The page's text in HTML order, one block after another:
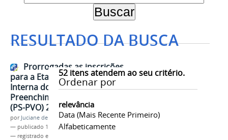
RESULTADO DA BUSCA
52itens atendem ao seu critério.
Ordenar por
relevância
Data (mais Recente Primeiro)
Alfabeticamente
Prorrogadas as inscrições
para a Etapa de Transferência
Interna do Processo Seletivo para
Preenchimento de Vagas Ociosas
(PS-PVO) 2025 da Univasf
por Juciane de Jesus Aleixo
— publicado 10/01/2025
— registrado em: